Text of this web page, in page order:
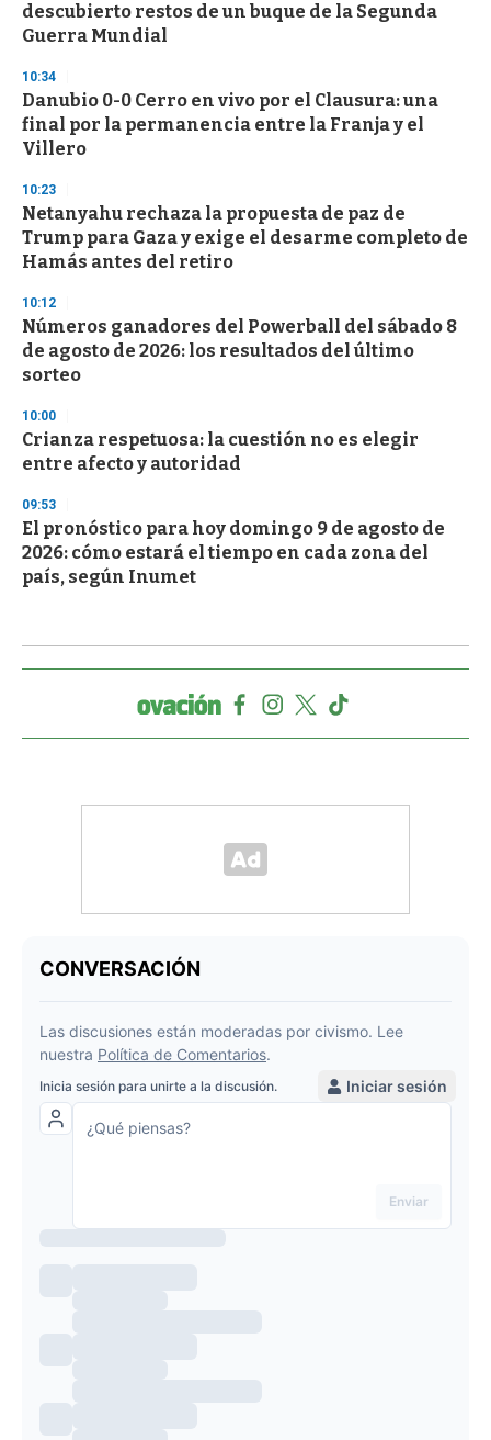
descubierto restos de un buque de la Segunda
Guerra Mundial
10:34
Danubio 0-0 Cerro en vivo por el Clausura: una
final por la permanencia entre la Franja y el
Villero
10:23
Netanyahu rechaza la propuesta de paz de
Trump para Gaza y exige el desarme completo de
Hamás antes del retiro
10:12
Números ganadores del Powerball del sábado 8
de agosto de 2026: los resultados del último
sorteo
10:00
Crianza respetuosa: la cuestión no es elegir
entre afecto y autoridad
09:53
El pronóstico para hoy domingo 9 de agosto de
2026: cómo estará el tiempo en cada zona del
país, según Inumet